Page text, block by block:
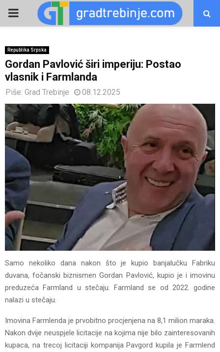
PRIMARY
Republika Srpska
Gordan Pavlović širi imperiju: Postao
vlasnik i Farmlanda
Piše: Grad Trebinje 08.12.2025
Samo nekoliko dana nakon što je kupio banjalučku Fabriku
duvana, fočanski biznismen Gordan Pavlović, kupio je i imovinu
preduzeća Farmland u stečaju. Farmland se od 2022. godine
nalazi u stečaju.
Imovina Farmlenda je prvobitno procjenjena na 8,1 milion maraka.
Nakon dvije neuspjele licitacije na kojima nije bilo zainteresovanih
kupaca, na trecoj licitaciji kompanija Pavgord kupila je Farmlend